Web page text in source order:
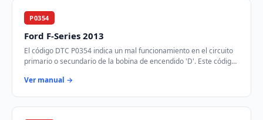
P0354
Ford F-Series 2013
El código DTC P0354 indica un mal funcionamiento en el circuito
primario o secundario de la bobina de encendido 'D'. Este código
Ver manual →